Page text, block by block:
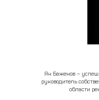
Ян Баженов –
руководитель
области